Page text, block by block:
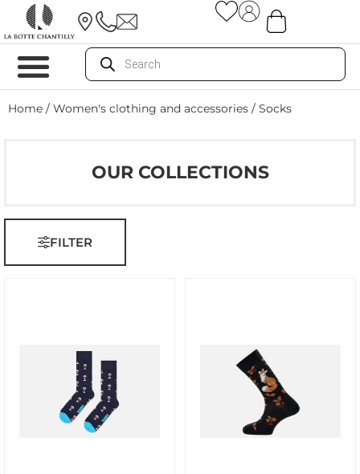
Home / Women's clothing and accessories / Socks
OUR COLLECTIONS
FILTER